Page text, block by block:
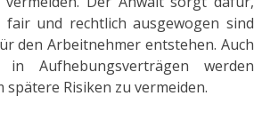
fair und rechtlich ausgewogen sind
den Arbeitnehmer entstehen. Auch
in Aufhebungsverträgen werden
Risiken zu vermeiden.